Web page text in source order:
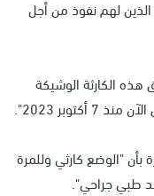
لهم نفوذ من أجل
هذه الكارثة الوشيكة
2023".
"الوضع كارثي وللمرة
طبي جراحي".